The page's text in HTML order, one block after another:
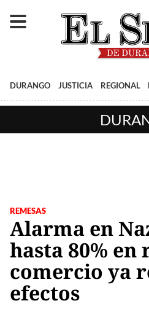
DURANGO JUSTICIA REGIONAL
REMESAS
Alarma en
hasta 80% en
comercio ya
efectos